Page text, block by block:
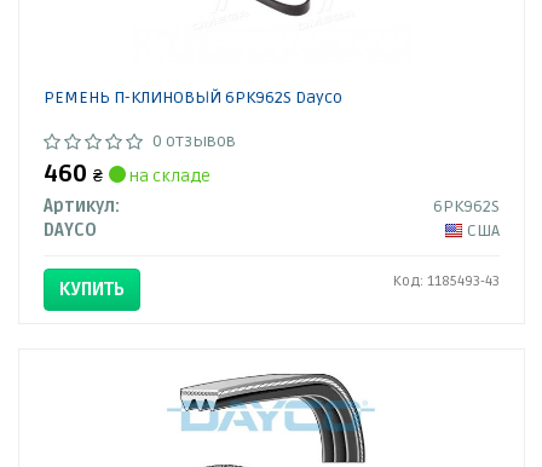
РЕМЕНЬ П-КЛИНОВЫЙ 6PK962S Dayco
0 отзывов
460 ₴
на складе
Артикул:
6PK962S
DAYCO
США
КУПИТЬ Код: 1185493-43